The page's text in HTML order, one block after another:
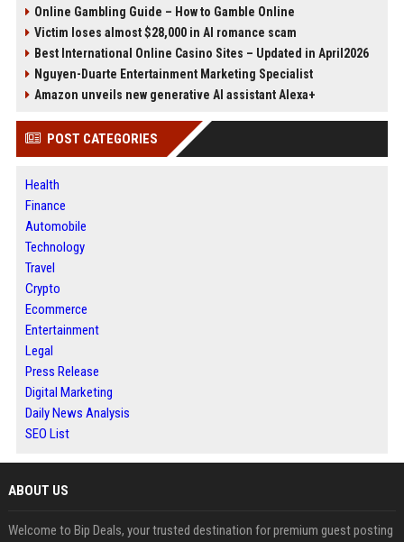
Online Gambling Guide – How to Gamble Online
Victim loses almost $28,000 in AI romance scam
Best International Online Casino Sites – Updated in April2026
Nguyen-Duarte Entertainment Marketing Specialist
Amazon unveils new generative AI assistant Alexa+
POST CATEGORIES
Health
Finance
Automobile
Technology
Travel
Crypto
Ecommerce
Entertainment
Legal
Press Release
Digital Marketing
Daily News Analysis
SEO List
ABOUT US
Welcome to Bip Deals, your trusted destination for premium guest posting